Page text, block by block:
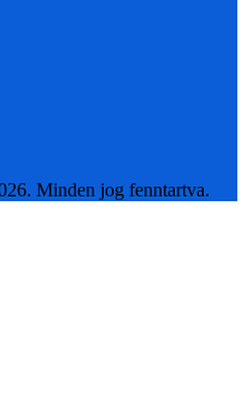
Minden jog fenntartva.